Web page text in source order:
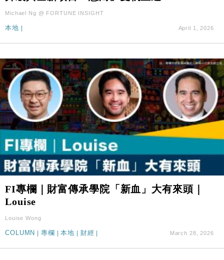
Michael Ng @ FORTUNE INSIGHT
本地 | April 1, 2026
FI專欄｜財富傳承學院「新血」大有來頭｜
Louise
Louise Wong
COLUMN | 專欄 |本地 | 財經 | March 28, 2026